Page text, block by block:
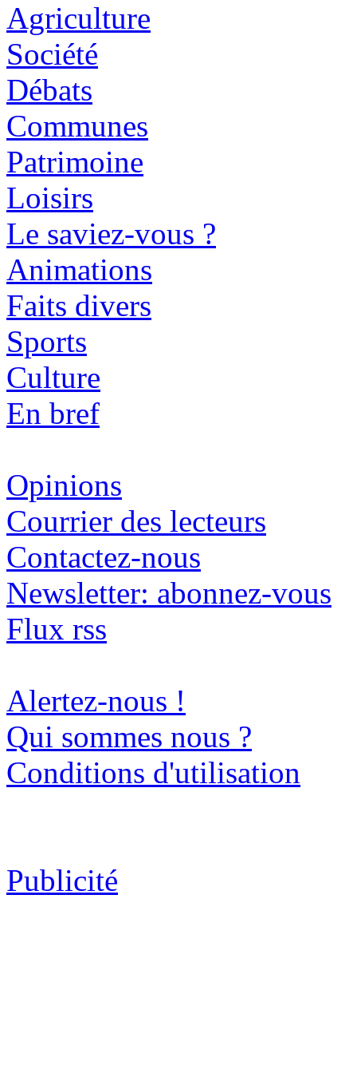
Agriculture
Société
Débats
Communes
Patrimoine
Loisirs
Le saviez-vous ?
Animations
Faits divers
Sports
Culture
En bref
Opinions
Courrier des lecteurs
Contactez-nous
Newsletter: abonnez-vous
Flux rss
Alertez-nous !
Qui sommes nous ?
Conditions d'utilisation
Publicité